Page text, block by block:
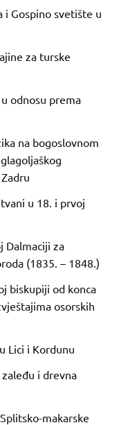
i Gospino svetište u
za turske
odnosu prema
na bogoslovnom
u 18. i prvoj
Dalmaciji za
(1835. – 1848.)
biskupiji od konca
osorskih
Lici i Kordunu
i drevna
makarske